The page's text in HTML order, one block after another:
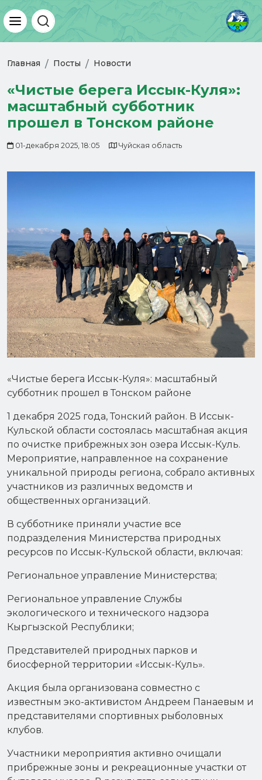
Главная Посты Новости
«Чистые берега Иссык-Куля»:
масштабный субботник
прошел в Тонском районе
01-декабря 2025, 18:05 Чуйская область
«Чистые берега Иссык-Куля»: масштабный
субботник прошел в Тонском районе
1 декабря 2025 года, Тонский район. В Иссык-
Кульской области состоялась масштабная акция
по очистке прибрежных зон озера Иссык-Куль.
Мероприятие, направленное на сохранение
уникальной природы региона, собрало активных
участников из различных ведомств и
общественных организаций.
В субботнике приняли участие все
подразделения Министерства природных
ресурсов по Иссык-Кульской области, включая:
Региональное управление Министерства;
Региональное управление Службы
экологического и технического надзора
Кыргызской Республики;
Представителей природных парков и
биосферной территории «Иссык-Куль».
Акция была организована совместно с
известным эко-активистом Андреем Панаевым и
представителями спортивных рыболовных
клубов.
Участники мероприятия активно очищали
прибрежные зоны и рекреационные участки от